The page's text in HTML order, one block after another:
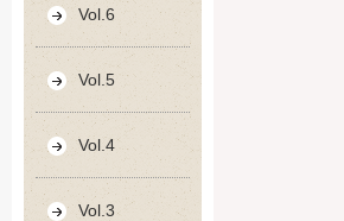
Vol.6
Vol.5
Vol.4
Vol.3